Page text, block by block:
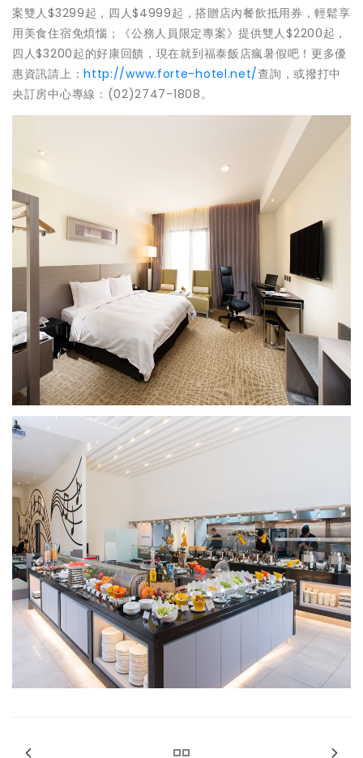
案雙人$3299起，四人$4999起，搭贈店內餐飲抵用券，輕鬆享
用美食住宿免煩惱；《公務人員限定專案》提供雙人$2200起，
四人$3200起的好康回饋，現在就到福泰飯店瘋暑假吧！更多優
惠資訊請上：http://www.forte-hotel.net/查詢，或撥打中
央訂房中心專線：(02)2747-1808。